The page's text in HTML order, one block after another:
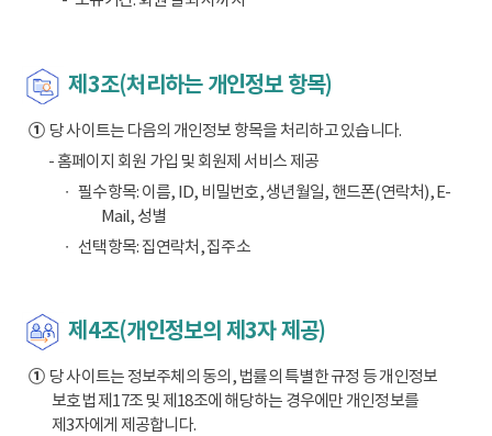
제3조(처리하는 개인정보 항목)
①당 사이트는 다음의 개인정보 항목을 처리하고 있습니다.
- 홈페이지 회원 가입 및 회원제 서비스 제공
필수항목: 이름, ID, 비밀번호, 생년월일, 핸드폰(연락처), E-
Mail, 성별
선택항목: 집연락처, 집주소
제4조(개인정보의 제3자 제공)
①당 사이트는 정보주체의 동의, 법률의 특별한 규정 등 개인정보
보호법 제17조 및 제18조에 해당하는 경우에만 개인정보를
제3자에게 제공합니다.